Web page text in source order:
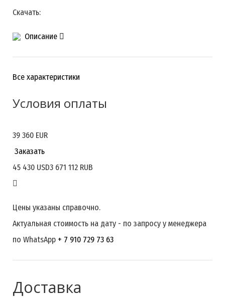
Скачать:
Описание
Все характеристики
Условия оплаты
39 360 EUR
Заказать
45 430 USD3 671 112 RUB
Цены указаны справочно.
Актуальная стоимость на дату - по запросу у менеджера
по WhatsApp + 7 910 729 73 63
Доставка